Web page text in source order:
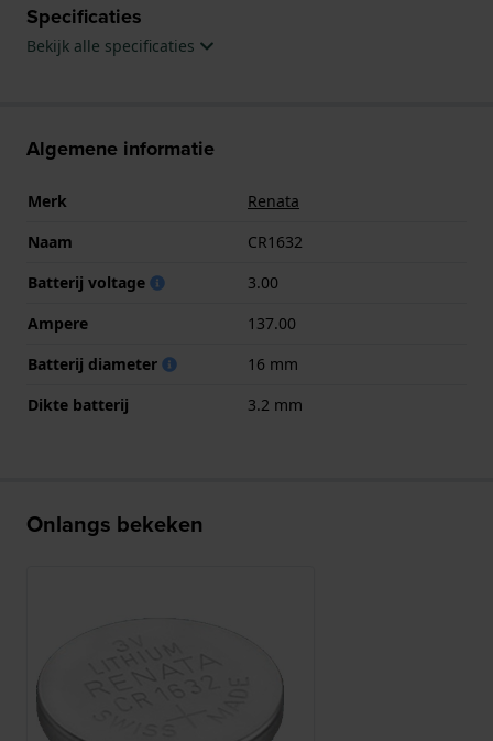
Specificaties
Bekijk alle specificaties
Algemene informatie
Merk
Renata
Naam
CR1632
Batterij voltage
3.00
Ampere
137.00
Batterij diameter
16 mm
Dikte batterij
3.2 mm
Onlangs bekeken